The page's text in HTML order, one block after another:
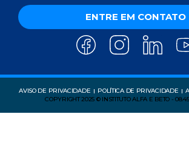
ENTRE EM CONTATO
AVISO DE PRIVACIDADE POLÍTICA DE PRIVACIDADE
COPYRIGHT 2025 © INSTITUTO ALFA E BETO -